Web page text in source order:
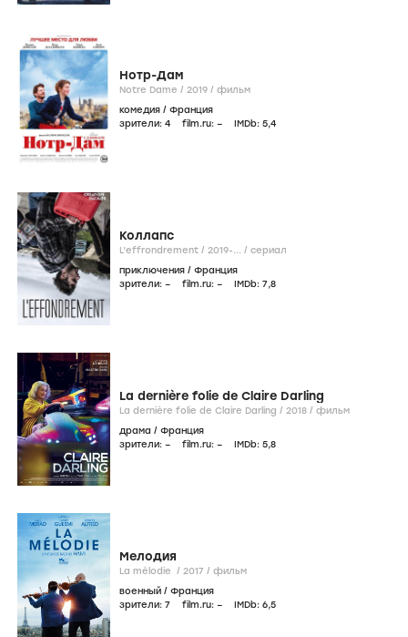
Нотр-Дам
Notre Dame / 2019 / фильм
комедия / Франция
зрители: 4 film.ru: – IMDb: 5,4
Коллапс
L’effrondrement / 2019-... / сериал
приключения / Франция
зрители: – film.ru: – IMDb: 7,8
La dernière folie de Claire Darling
La dernière folie de Claire Darling / 2018 / фильм
драма / Франция
зрители: – film.ru: – IMDb: 5,8
Мелодия
La mélodie / 2017 / фильм
военный / Франция
зрители: 7 film.ru: – IMDb: 6,5